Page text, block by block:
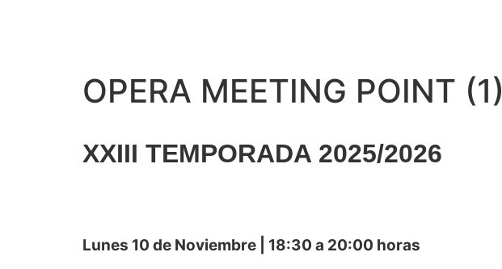
OPERA MEETING POINT (1)
XXIII TEMPORADA 2025/2026
Lunes 10 de Noviembre | 18:30 a 20:00 horas